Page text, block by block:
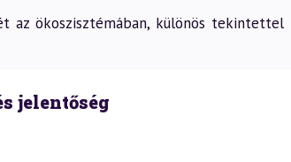
az ökoszisztémában, különös tekintettel
jelentőség